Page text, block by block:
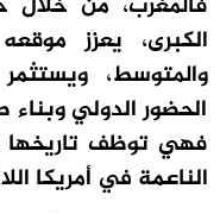
الكبرى، يعزز
والمتوسط،
الحضور الدولي وبناء
فهي توظف تاريخها
الناعمة في أمريكا